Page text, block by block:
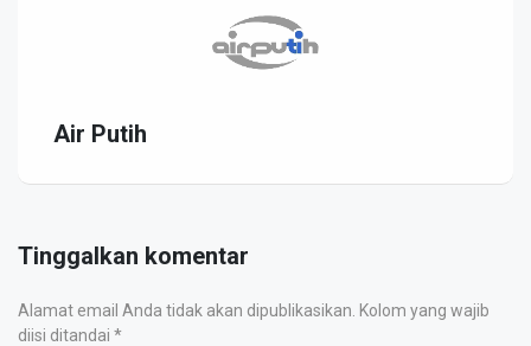
Air Putih
Tinggalkan komentar
Alamat email Anda tidak akan dipublikasikan. Kolom yang wajib
diisi ditandai *